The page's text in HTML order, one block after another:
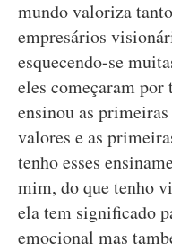
mundo valoriza
empresários
esquecendo-se
eles começaram por
ensinou as
valores e as
tenho esses
mim, do que tenho
ela tem significado
emocional mas